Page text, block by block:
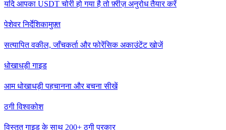
यदि आपका USDT चोरी हो गया है तो फ़्रीज़ अनुरोध तैयार करें
पेशेवर निर्देशिकामुफ़्त
सत्यापित वकील, जाँचकर्ता और फोरेंसिक अकाउंटेंट खोजें
धोखाधड़ी गाइड
आम धोखाधड़ी पहचानना और बचना सीखें
ठगी विश्वकोश
विस्तृत गाइड के साथ 200+ ठगी प्रकार